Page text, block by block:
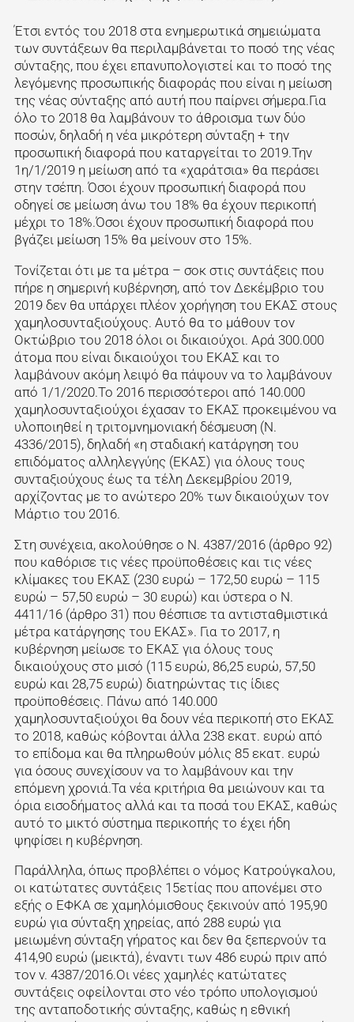
Έτσι εντός του 2018 στα ενημερωτικά σημειώματα
των συντάξεων θα περιλαμβάνεται το ποσό της νέας
σύνταξης, που έχει επανυπολογιστεί και το ποσό της
λεγόμενης προσωπικής διαφοράς που είναι η μείωση
της νέας σύνταξης από αυτή που παίρνει σήμερα.Για
όλο το 2018 θα λαμβάνουν το άθροισμα των δύο
ποσών, δηλαδή η νέα μικρότερη σύνταξη + την
προσωπική διαφορά που καταργείται το 2019.Την
1η/1/2019 η μείωση από τα «χαράτσια» θα περάσει
στην τσέπη. Όσοι έχουν προσωπική διαφορά που
οδηγεί σε μείωση άνω του 18% θα έχουν περικοπή
μέχρι το 18%.Όσοι έχουν προσωπική διαφορά που
βγάζει μείωση 15% θα μείνουν στο 15%.
Τονίζεται ότι με τα μέτρα – σοκ στις συντάξεις που
πήρε η σημερινή κυβέρνηση, από τον Δεκέμβριο του
2019 δεν θα υπάρχει πλέον χορήγηση του ΕΚΑΣ στους
χαμηλοσυνταξιούχους. Αυτό θα το μάθουν τον
Οκτώβριο του 2018 όλοι οι δικαιούχοι. Αρά 300.000
άτομα που είναι δικαιούχοι του ΕΚΑΣ και το
λαμβάνουν ακόμη λειψό θα πάψουν να το λαμβάνουν
από 1/1/2020.Το 2016 περισσότεροι από 140.000
χαμηλοσυνταξιούχοι έχασαν το ΕΚΑΣ προκειμένου να
υλοποιηθεί η τριτομνημονιακή δέσμευση (Ν.
4336/2015), δηλαδή «η σταδιακή κατάργηση του
επιδόματος αλληλεγγύης (ΕΚΑΣ) για όλους τους
συνταξιούχους έως τα τέλη Δεκεμβρίου 2019,
αρχίζοντας με το ανώτερο 20% των δικαιούχων τον
Μάρτιο του 2016.
Στη συνέχεια, ακολούθησε ο Ν. 4387/2016 (άρθρο 92)
που καθόρισε τις νέες προϋποθέσεις και τις νέες
κλίμακες του ΕΚΑΣ (230 ευρώ – 172,50 ευρώ – 115
ευρώ – 57,50 ευρώ – 30 ευρώ) και ύστερα ο Ν.
4411/16 (άρθρο 31) που θέσπισε τα αντισταθμιστικά
μέτρα κατάργησης του ΕΚΑΣ». Για το 2017, η
κυβέρνηση μείωσε το ΕΚΑΣ για όλους τους
δικαιούχους στο μισό (115 ευρώ, 86,25 ευρώ, 57,50
ευρώ και 28,75 ευρώ) διατηρώντας τις ίδιες
προϋποθέσεις. Πάνω από 140.000
χαμηλοσυνταξιούχοι θα δουν νέα περικοπή στο ΕΚΑΣ
το 2018, καθώς κόβονται άλλα 238 εκατ. ευρώ από
το επίδομα και θα πληρωθούν μόλις 85 εκατ. ευρώ
για όσους συνεχίσουν να το λαμβάνουν και την
επόμενη χρονιά.Τα νέα κριτήρια θα μειώνουν και τα
όρια εισοδήματος αλλά και τα ποσά του ΕΚΑΣ, καθώς
αυτό το μικτό σύστημα περικοπής το έχει ήδη
ψηφίσει η κυβέρνηση.
Παράλληλα, όπως προβλέπει ο νόμος Κατρούγκαλου,
οι κατώτατες συντάξεις 15ετίας που απονέμει στο
εξής ο ΕΦΚΑ σε χαμηλόμισθους ξεκινούν από 195,90
ευρώ για σύνταξη χηρείας, από 288 ευρώ για
μειωμένη σύνταξη γήρατος και δεν θα ξεπερνούν τα
414,90 ευρώ (μεικτά), έναντι των 486 ευρώ πριν από
τον ν. 4387/2016.Οι νέες χαμηλές κατώτατες
συντάξεις οφείλονται στο νέο τρόπο υπολογισμού
της ανταποδοτικής σύνταξης, καθώς η εθνική